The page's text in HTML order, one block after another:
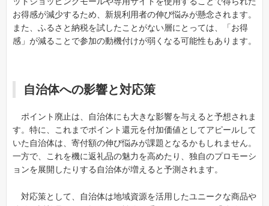
お得感が減少するため、新規利用者の伸び悩みが懸念されます。
また、ふるさと納税を試したことがない層にとっては、「お得
感」が減ることで参加の動機付けが弱くなる可能性もあります。
自治体への影響と対応策
ポイント廃止は、自治体にも大きな影響を与えると予想されま
す。特に、これまでポイント還元を付加価値としてアピールして
いた自治体は、寄付額の伸び悩みが課題となるかもしれません。
一方で、これを機に返礼品の魅力を高めたり、独自のプロモーシ
ョンを展開したりする自治体が増えると予測されます。
対応策として、自治体は地域資源を活用したユニークな商品や